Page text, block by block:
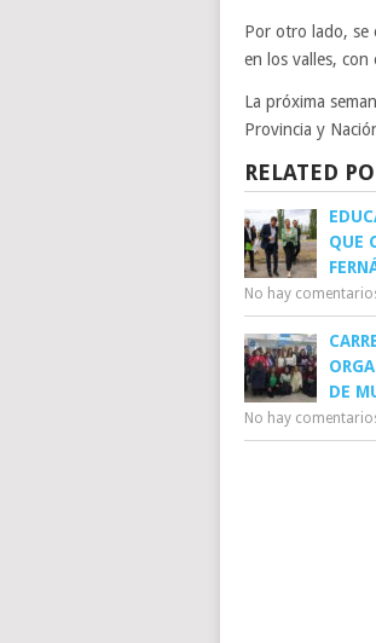
Por otro lado, se
en los valles,
La próxima
Provincia y
RELATED
QUE
No hay
DE
No hay